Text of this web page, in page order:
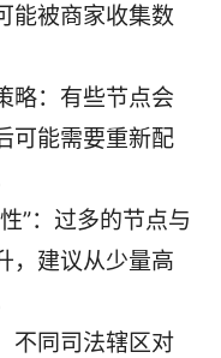
能被商家收集数
略：有些节点会
可能需要重新配
”：过多的节点与
，建议从少量高
不同司法辖区对